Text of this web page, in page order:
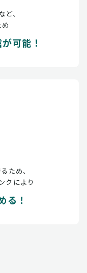
、
可能！
ため、
クにより
る！